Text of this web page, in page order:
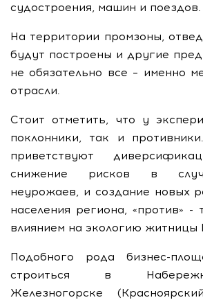
судостроения, машин и поездов.
На территории промзоны,
будут построены и другие
не обязательно все – именно
отрасли.
Стоит отметить, что у
поклонники, так и
приветствуют
снижение рисков в
неурожаев, и создание новых
населения региона, «против» -
влиянием на экологию житницы
Подобного рода бизнес-
строиться в
Железногорске